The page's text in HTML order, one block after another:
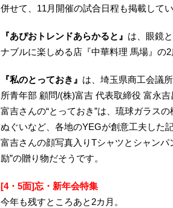
併せて、11月開催の試合日程も掲載してい
『あぴおトレンドあらかると』 は、眼鏡
ナブルに楽しめる店『中華料理 馬場』の2
『私のとっておき』 は、埼玉県商工会議
所青年部 顧問/(株)富吉 代表取締役 富永
富吉さんの“とっておき”は、琉球ガラス
ぬぐいなど、各地のYEGが創意工夫した
富吉さんの顔写真入りTシャツとシャン
励”の贈り物だそうです。
[4・5面]忘・新年会特集
今年も残すところあと2カ月。